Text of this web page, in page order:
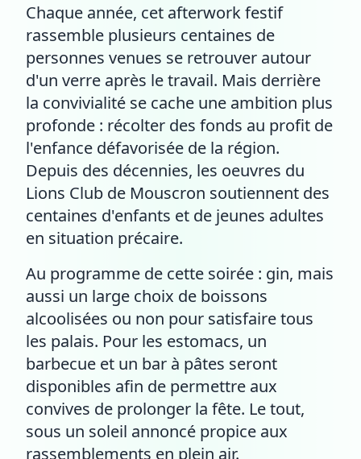
Chaque année, cet afterwork festif
rassemble plusieurs centaines de
personnes venues se retrouver autour
d'un verre après le travail. Mais derrière
la convivialité se cache une ambition plus
profonde : récolter des fonds au profit de
l'enfance défavorisée de la région.
Depuis des décennies, les oeuvres du
Lions Club de Mouscron soutiennent des
centaines d'enfants et de jeunes adultes
en situation précaire.
Au programme de cette soirée : gin, mais
aussi un large choix de boissons
alcoolisées ou non pour satisfaire tous
les palais. Pour les estomacs, un
barbecue et un bar à pâtes seront
disponibles afin de permettre aux
convives de prolonger la fête. Le tout,
sous un soleil annoncé propice aux
rassemblements en plein air.